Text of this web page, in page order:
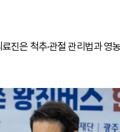
진은 척추·관절 관리법과 영